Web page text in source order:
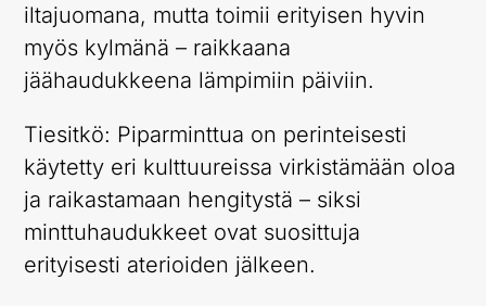
iltajuomana, mutta toimii erityisen hyvin
myös kylmänä – raikkaana
jäähaudukkeena lämpimiin päiviin.
Tiesitkö: Piparminttua on perinteisesti
käytetty eri kulttuureissa virkistämään oloa
ja raikastamaan hengitystä – siksi
minttuhaudukkeet ovat suosittuja
erityisesti aterioiden jälkeen.